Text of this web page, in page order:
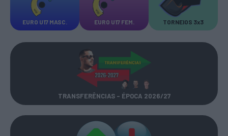
EURO U17 MASC. EURO U17 FEM. TORNEIOS 3x3
TRANSFERÊNCIAS - ÉPOCA 2026/27